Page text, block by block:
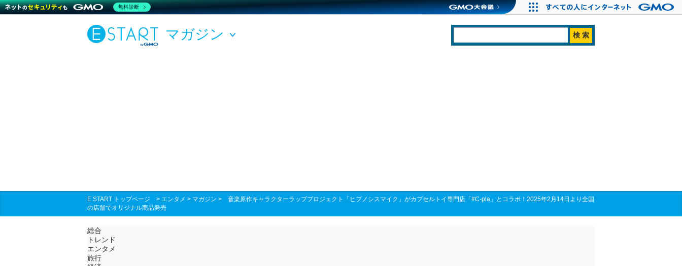
マガジン
E START トップページ > エンタメ > マガジン > 音楽原作キャラクターラッププロジェクト「ヒプノシスマイク」がカプセルトイ専門店「#C-pla」とコラボ！2025年2月14日より全国
の店舗でオリジナル商品発売
総合
トレンド
エンタメ
旅行
無料診断